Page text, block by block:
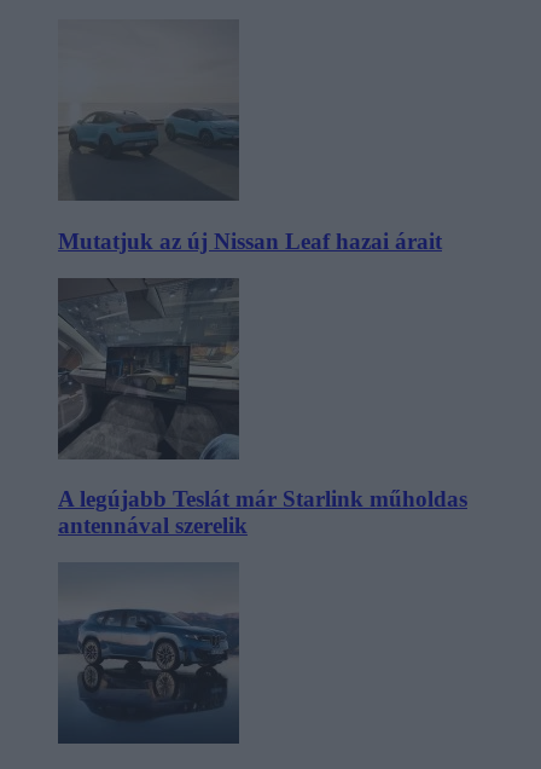
Mutatjuk az új Nissan Leaf hazai árait
A legújabb Teslát már Starlink műholdas
antennával szerelik